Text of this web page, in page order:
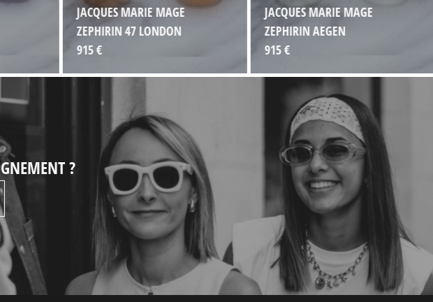
JACQUES MARIE MAGE
ZEPHIRIN 47 LONDON
915 €
JACQUES MARIE MAGE
ZEPHIRIN AEGEN
915 €
?